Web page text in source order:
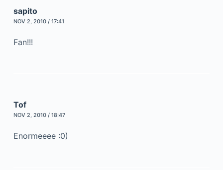
sapito
NOV 2, 2010 / 17:41
Fan!!!
Tof
NOV 2, 2010 / 18:47
Enormeeee :0)